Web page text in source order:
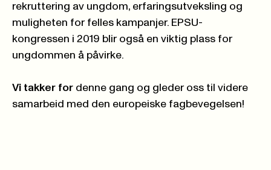
rekruttering av ungdom, erfaringsutveksling og
muligheten for felles kampanjer. EPSU-
kongressen i 2019 blir også en viktig plass for
ungdommen å påvirke.
Vi takker for denne gang og gleder oss til videre
samarbeid med den europeiske fagbevegelsen!